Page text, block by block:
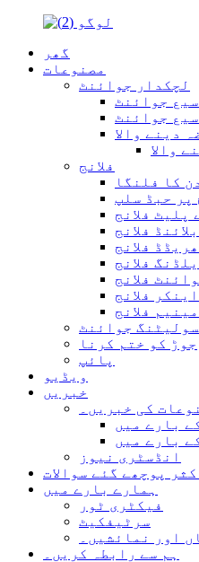
گھر
مصنوعات
لچکدار جوائنٹ
جوائنٹ
جوائنٹ
دینے والا
والا
فلانج
کا فلنگا
پر حبڈ سلپ
پلیٹ فلانج
بلائنڈ فلانج
فلانج
فلانج
فلانج
اینکر فلانج
فلانج
جوائنٹ
جوڑ کو ختم کرنا
پائپ
ویڈیو
خبریں
کی خبریں۔
بارے میں
بارے میں
انڈسٹری نیوز
پوچھے گئے سوالات
ہمارے بارے میں
فیکٹری ٹور
سرٹیفکیٹ
اور نمائشیں۔
ہم سے رابطہ کریں۔